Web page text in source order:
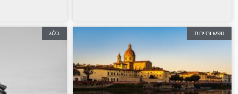
נופש ותיירות בלוג